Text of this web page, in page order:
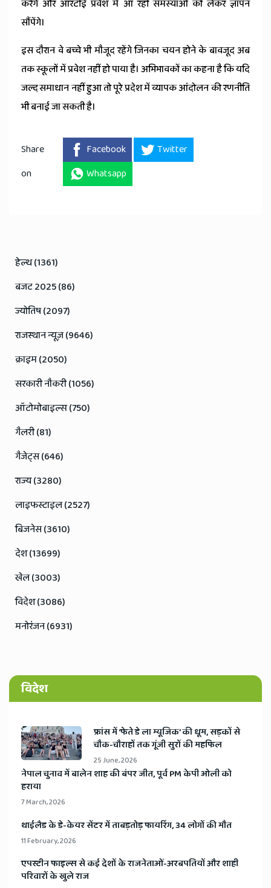
करेंगे और आरटीई प्रवेश में आ रही समस्याओं को लेकर ज्ञापन
सौंपेंगे।
इस दौरान वे बच्चे भी मौजूद रहेंगे जिनका चयन होने के बावजूद अब
तक स्कूलों में प्रवेश नहीं हो पाया है। अभिभावकों का कहना है कि यदि
जल्द समाधान नहीं हुआ तो पूरे प्रदेश में व्यापक आंदोलन की रणनीति
भी बनाई जा सकती है।
Share
on
Facebook
Twitter
Whatsapp
हेल्थ (1361)
बजट 2025 (86)
ज्योतिष (2097)
राजस्थान न्यूज़ (9646)
क्राइम (2050)
सरकारी नौकरी (1056)
ऑटोमोबाइल्स (750)
गैलरी (81)
गैजेट्स (646)
राज्य (3280)
लाइफस्टाइल (2527)
बिजनेस (3610)
देश (13699)
खेल (3003)
विदेश (3086)
मनोरंजन (6931)
विदेश
​फ्रांस में ‘फेते डे ला म्यूजिक’ की धूम, सड़कों से
चौक-चौराहों तक गूंजी सुरों की महफिल
25 June, 2026
​नेपाल चुनाव में बालेन शाह की बंपर जीत, पूर्व PM केपी ओली को
हराया
7 March, 2026
​थाईलैड के डे-केयर सेंटर में ताबड़तोड़ फायरिंग, 34 लोगों की मौत
11 February, 2026
​एपस्टीन फाइल्स से कई देशों के राजनेताओं-अरबपतियों और शाही
परिवारों के खुले राज